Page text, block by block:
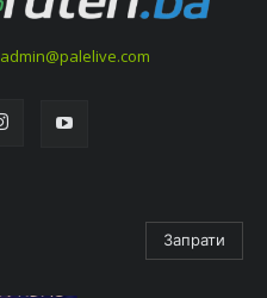
admin@palelive.com
Запрати